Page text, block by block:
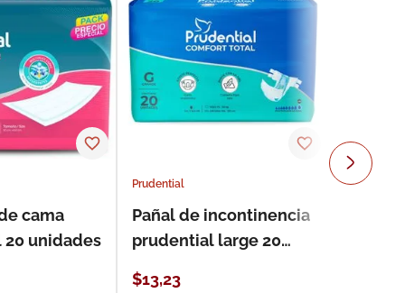
cama
unidades
Prudential
Pañal de incontinencia
prudential large 20
$13,23